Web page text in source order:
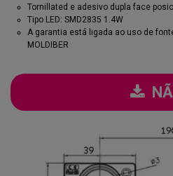
Tornillated e adesivo dupla face
Tipo LED: SMD2835 1.4W
A garantia está ligada ao uso de
MOLDIBER